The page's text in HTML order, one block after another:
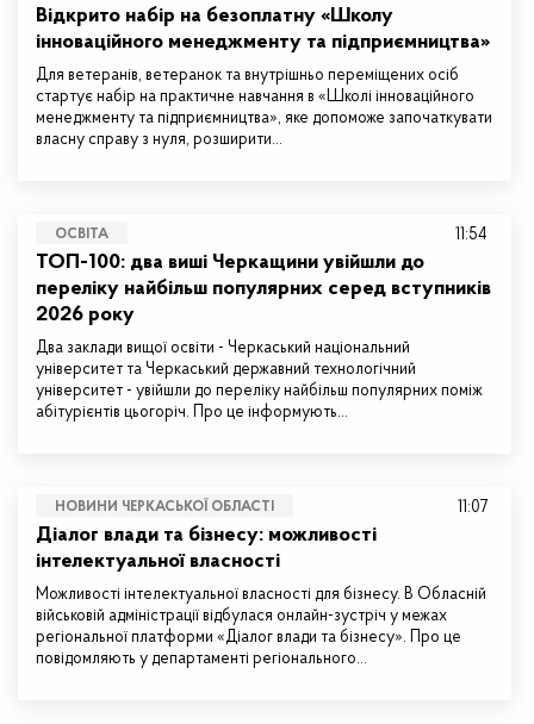
Відкрито набір на безоплатну «Школу
інноваційного менеджменту та підприємництва»
Для ветеранів, ветеранок та внутрішньо переміщених осіб
стартує набір на практичне навчання в «Школі інноваційного
менеджменту та підприємництва», яке допоможе започаткувати
власну справу з нуля, розширити…
ОСВІТА
ТОП-100: два виші Черкащини увійшли до
переліку найбільш популярних серед вступників
2026 року
Два заклади вищої освіти - Черкаський національний
університет та Черкаський державний технологічний
університет - увійшли до переліку найбільш популярних поміж
абітурієнтів цьогоріч. Про це інформують…
11:54
НОВИНИ ЧЕРКАСЬКОЇ ОБЛАСТІ
Діалог влади та бізнесу: можливості
інтелектуальної власності
Можливості інтелектуальної власності для бізнесу. В Обласній
військовій адміністрації відбулася онлайн-зустріч у межах
регіональної платформи «Діалог влади та бізнесу». Про це
повідомляють у департаменті регіонального…
11:07